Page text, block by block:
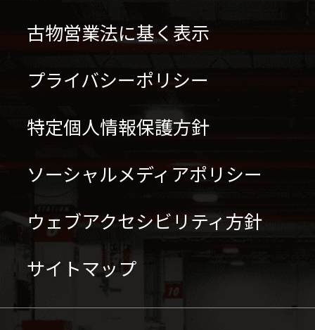
古物営業法に基く表示
プライバシーポリシー
特定個人情報保護方針
ソーシャルメディアポリシー
ウェブアクセシビリティ方針
サイトマップ